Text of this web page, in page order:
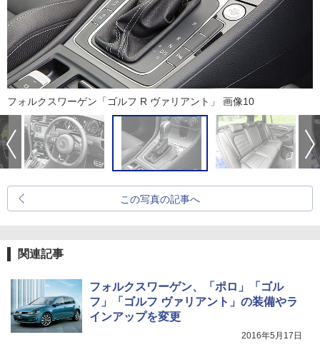
フォルクスワーゲン「ゴルフ R ヴァリアント」 画像10
この写真の記事へ
関連記事
フォルクスワーゲン、「ポロ」「ゴル
フ」「ゴルフ ヴァリアント」の装備やラ
インアップを変更
2016年5月17日